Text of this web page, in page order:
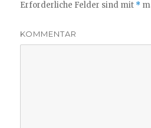
Erforderliche Felder sind mit *
KOMMENTAR